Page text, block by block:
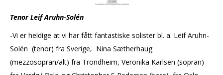
Tenor Leif Aruhn-Solén
-Vi er heldige at vi har fått fantastiske solister bl. a. Leif Aruhn-
Solén (tenor) fra Sverige, Nina Sætherhaug
(mezzosopran/alt) fra Trondheim, Veronika Karlsen (sopran)